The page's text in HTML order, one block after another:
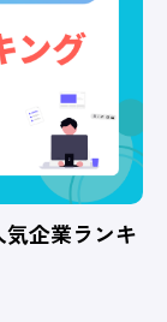
企業ランキ